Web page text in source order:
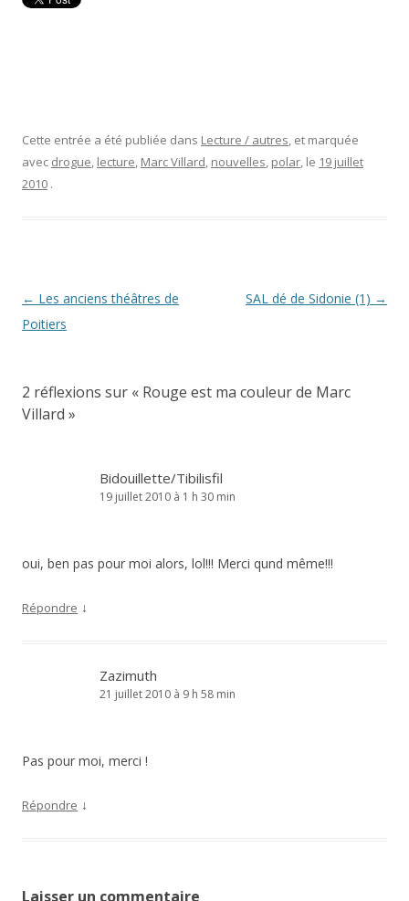
Cette entrée a été publiée dans Lecture / autres, et marquée
avec drogue, lecture, Marc Villard, nouvelles, polar, le 19 juillet
2010 .
Navigation
des
← Les anciens théâtres de
Poitiers
SAL dé de Sidonie (1) →
2 réflexions sur « Rouge est ma couleur de Marc
Villard »
Bidouillette/Tibilisfil
19 juillet 2010 à 1 h 30 min
oui, ben pas pour moi alors, lol!!! Merci qund même!!!
Répondre ↓
Zazimuth
21 juillet 2010 à 9 h 58 min
Pas pour moi, merci !
Répondre ↓
Laisser un commentaire